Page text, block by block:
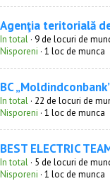
Agenţia teritorială
In total · 9 de locuri de
Nisporeni · 1 loc de munca
BC
In total · 22 de locuri de
Nisporeni · 1 loc de munca
BEST ELECTRIC
In total · 5 de locuri de
Nisporeni · 1 loc de munca